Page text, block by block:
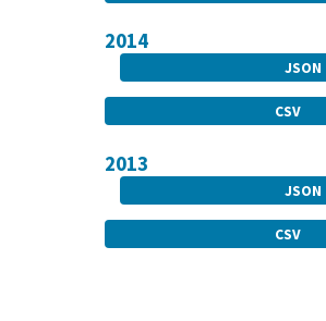
2014
JSON
CSV
2013
JSON
CSV